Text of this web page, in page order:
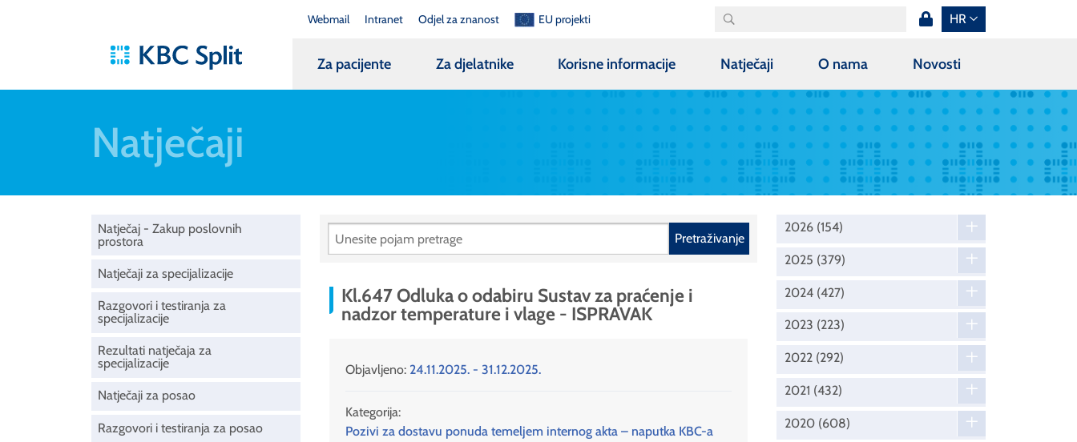
Webmail Intranet Odjel za znanost EU projekti HR
Za pacijente Za djelatnike Korisne informacije Natječaji O nama Novosti
Natječaji
Natječaj - Zakup poslovnih
prostora
Natječaji za specijalizacije
Razgovori i testiranja za
specijalizacije
Rezultati natječaja za
specijalizacije
Natječaji za posao
Razgovori i testiranja za posao
Pretraživanje
Kl.647 Odluka o odabiru Sustav za praćenje i
nadzor temperature i vlage - ISPRAVAK
Objavljeno: 24.11.2025. - 31.12.2025.
Kategorija:
Pozivi za dostavu ponuda temeljem internog akta – naputka KBC-a
2026 (154)
2025 (379)
2024 (427)
2023 (223)
2022 (292)
2021 (432)
2020 (608)